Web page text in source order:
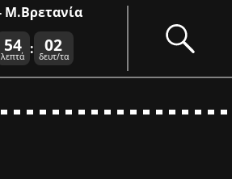
Μ.Βρετανία
54
λεπτά : 02
δευτ/τα